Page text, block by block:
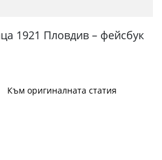
1921 Пловдив – фейсбук
Към оригиналната статия